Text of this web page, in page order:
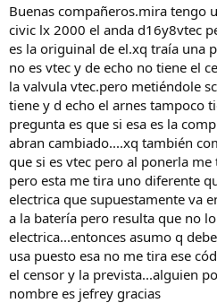
Buenas compañeros.mira tengo
civic lx 2000 el anda d16y8vtec
es la origuinal de el.xq traía una
no es vtec y de echo no tiene el
la valvula vtec.pero metiéndole
tiene y d echo el arnes tampoco
pregunta es que si esa es la
abran cambiado....xq también
que si es vtec pero al ponerla
pero esta me tira uno diferente
electrica que supuestamente va
a la batería pero resulta que no
electrica...entonces asumo q
usa puesto esa no me tira ese
el censor y la prevista...alguien
nombre es jefrey gracias